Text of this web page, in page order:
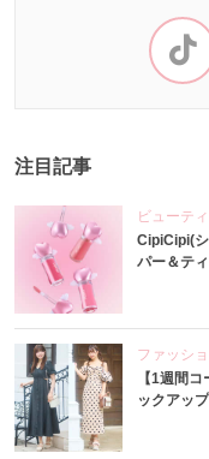
注目記事
ビューテ
CipiCipi(
パー＆テ
ファッシ
【1週間
ックアッ